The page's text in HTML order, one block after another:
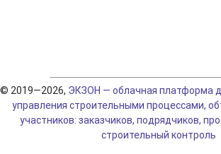
© 2019—2026, ЭКЗОН — облачная платформа
управления строительными процессами,
участников: заказчиков, подрядчиков,
строительный контроль